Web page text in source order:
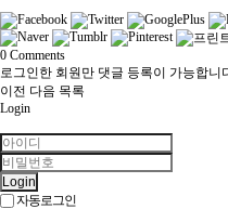
0 Comments
로그인한 회원만 댓글 등록이 가능합니
이전 다음 목록
Login
Login
자동로그인